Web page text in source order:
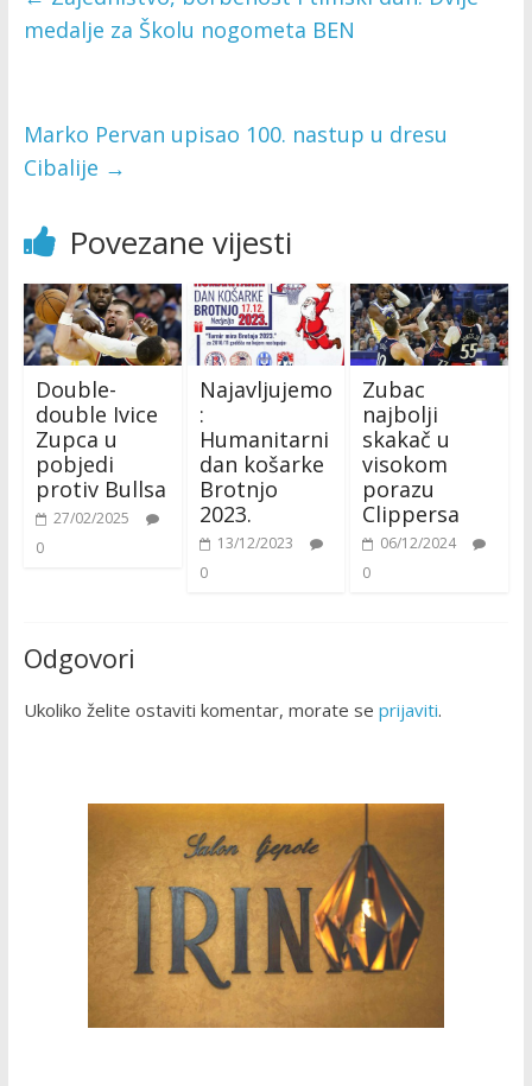
medalje za Školu nogometa BEN
Marko Pervan upisao 100. nastup u dresu
Cibalije →
Povezane vijesti
Double-
double Ivice
Zupca u
pobjedi
protiv Bullsa
27/02/2025
0
Najavljujemo
:
Humanitarni
dan košarke
Brotnjo
2023.
13/12/2023
0
Zubac
najbolji
skakač u
visokom
porazu
Clippersa
06/12/2024
0
Odgovori
Ukoliko želite ostaviti komentar, morate se prijaviti.